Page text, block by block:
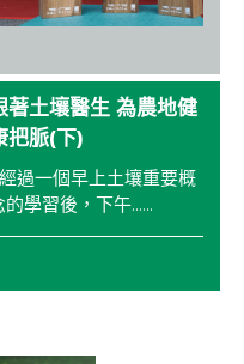
著土壤醫生 為農地健
把脈(下)
過一個早上土壤重要概
的學習後，下午......